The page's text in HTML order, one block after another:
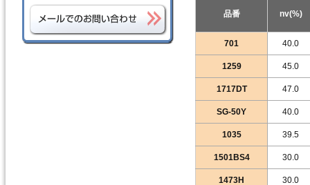
品番 nv(%)
701 40.0
1259 45.0
1717DT 47.0
SG-50Y 40.0
1035 39.5
1501BS4 30.0
1473H 30.0